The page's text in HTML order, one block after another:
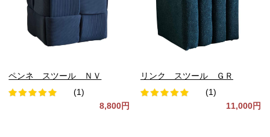
ペンネ スツール ＮＶ
(1)
8,800円
リンク スツール ＧＲ
(1)
11,000円